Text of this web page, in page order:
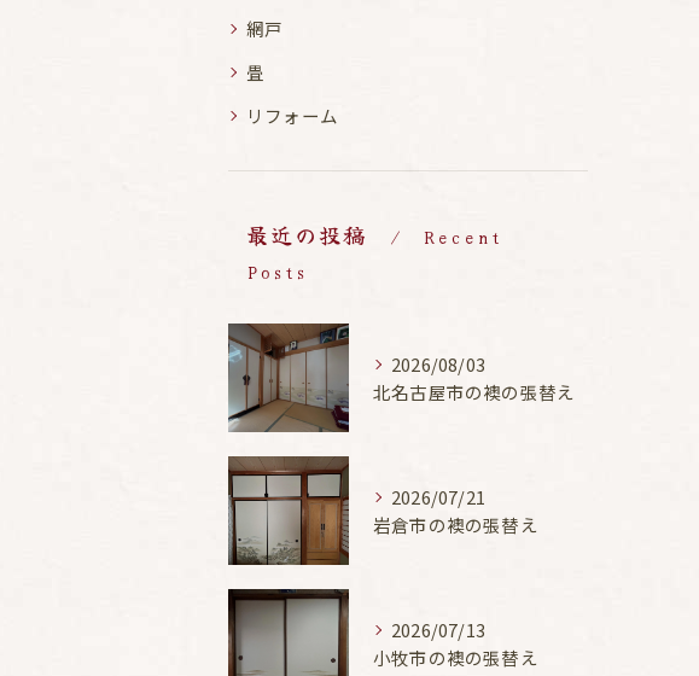
網戸
畳
リフォーム
最近の投稿
Recent
Posts
2026/08/03
北名古屋市の襖の張替え
2026/07/21
岩倉市の襖の張替え
2026/07/13
小牧市の襖の張替え